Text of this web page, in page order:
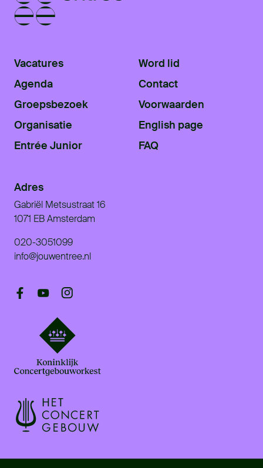
Vacatures
Agenda
Groepsbezoek
Organisatie
Entrée Junior
Word lid
Contact
Voorwaarden
English page
FAQ
Adres
Gabriël Metsustraat 16
1071 EB Amsterdam
020-3051099
info@jouwentree.nl